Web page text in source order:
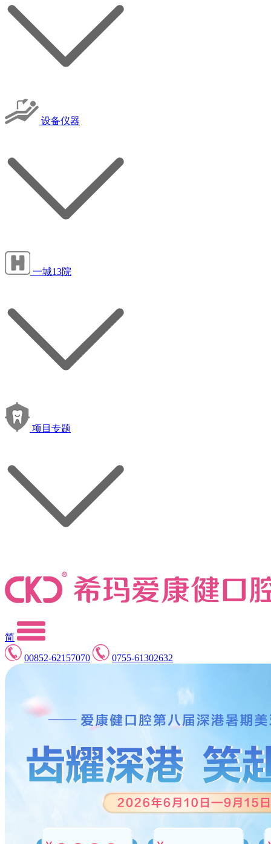
设备仪器
一城13院
项目专题
简
00852-62157070
0755-61302632